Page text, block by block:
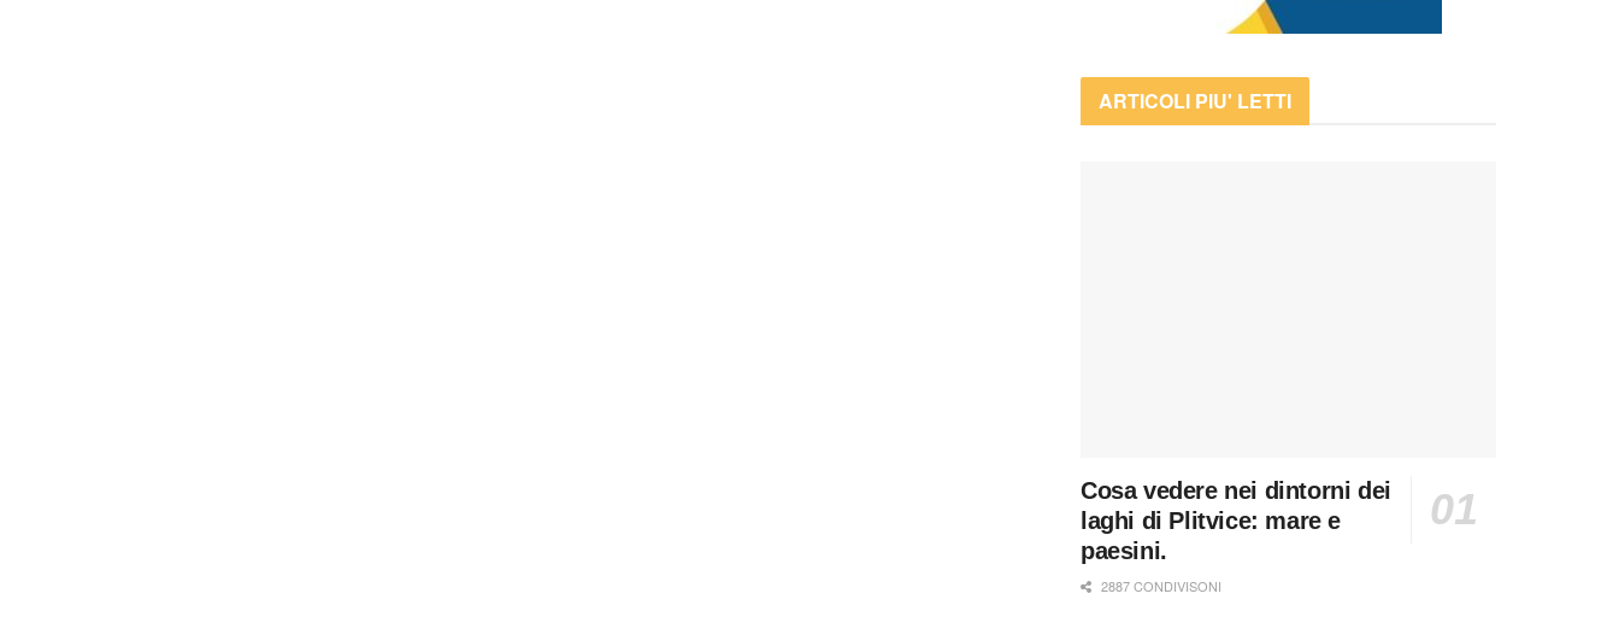
ARTICOLI PIU' LETTI
Cosa vedere nei dintorni dei
laghi di Plitvice: mare e
paesini.
2887 CONDIVISONI